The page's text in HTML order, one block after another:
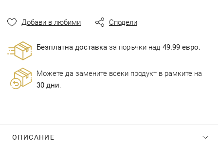
Добави в любими Сподели
Безплатна доставка за поръчки над 49.99 евро.
Можете да замените всеки продукт в рамките на
30 дни.
ОПИСАНИЕ